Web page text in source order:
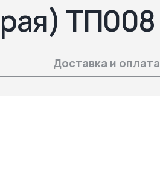
ТП008
Доставка и оплата